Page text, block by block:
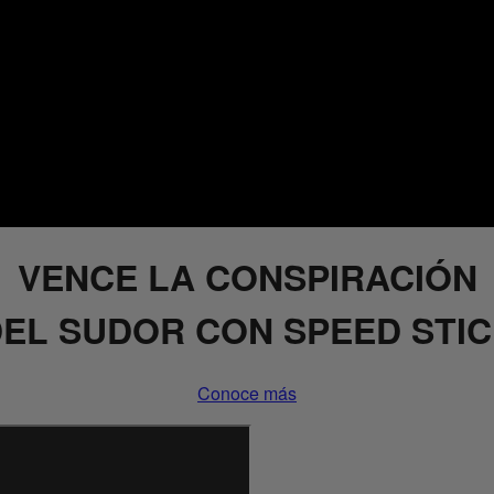
VENCE LA CONSPIRACIÓN
SUDOR CON SPEED
Conoce más